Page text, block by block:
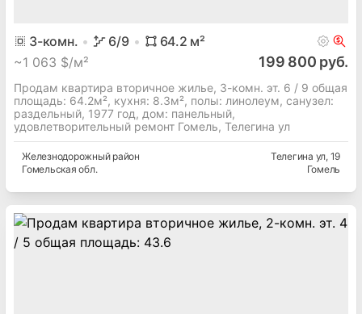
3-комн. 6/9 64.2 м²
~1 063 $/м² 199 800 руб.
Продам квартира вторичное жилье, 3-комн. эт. 6 / 9 общая
площадь: 64.2м², кухня: 8.3м², полы: линолеум, cанузел:
раздельный, 1977 год, дом: панельный,
удовлетворительный ремонт Гомель, Телегина ул
Железнодорожныйрайон
Гомельская обл.
Телегина ул, 19
Гомель